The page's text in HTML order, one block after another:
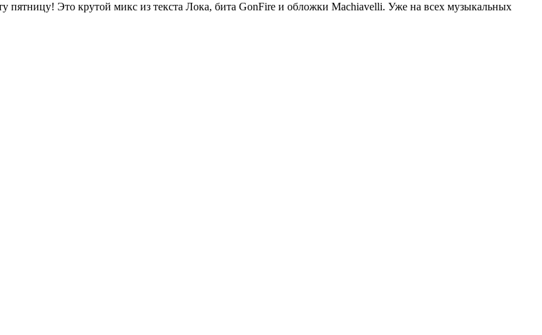
Это крутой микс из текста Лока, бита GonFire и обложки Machiavelli. Уже на всех музыкальных